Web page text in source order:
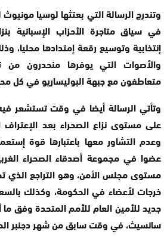
وتندرج الرسالة التي بعتثها لوسيا
في سياق متاجرة الأحزاب الإسبانية
إنتخابية وتوسيع رقعة إمتدادها محليا،
والأصوات التي يوفرها منحدرون
متعاطفون مع جبهة البوليساريو في كل
وتأتي الرسالة أيضا في وقت تستشعر
على مستوى نزاع الصحراء بعد الإعتراف
وعدم التشاور معها باعتبارها قوة
عضوا في مجموعة أصدقاء الصحراء
مستوى مجلس الأمن، وهو التراجع الذي
خرجات لأعضاء في الحكومة، وكذلك
جديد للأمين العام للأمم المتحدة وفق
سانسيث، في وقت سابق من شهر دجنبر